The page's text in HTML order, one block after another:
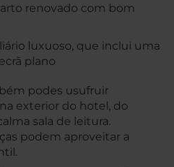
renovado com bom
luxuoso, que inclui uma
plano
podes usufruir
exterior do hotel, do
sala de leitura.
podem aproveitar a